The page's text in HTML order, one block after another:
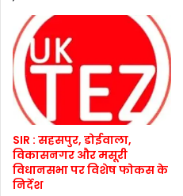
SIR : सहसपुर, डोईवाला,
विकासनगर और मसूरी
विधानसभा पर विशेष फोकस के
निर्देश